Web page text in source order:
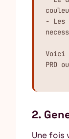
- Les
Voici
PRD
2.
Une fois